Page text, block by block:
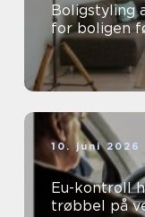
Boligstyling asker slik øker
for boligen
10. juni 2026
Eu-kontroll hva du må vite for å unngå
trøbbel på